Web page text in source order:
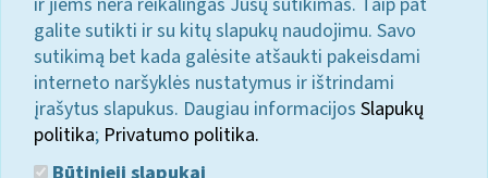
galite sutikti ir su kitų slapukų naudojimu. Savo
sutikimą bet kada galėsite atšaukti pakeisdami
interneto naršyklės nustatymus ir ištrindami
įrašytus slapukus. Daugiau informacijos Slapukų
politika; Privatumo politika.